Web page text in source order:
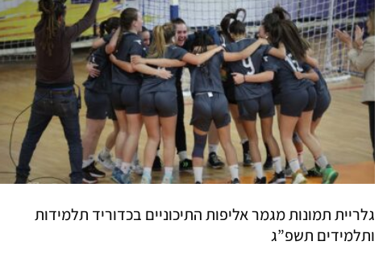
גלריית תמונות מגמר אליפות התיכוניים בכדוריד תלמידות
ותלמידים תשפ”ג